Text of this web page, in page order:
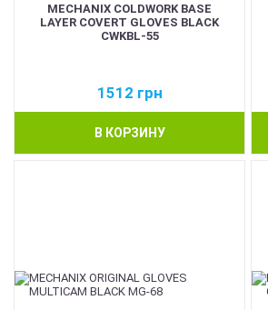
MECHANIX COLDWORK BASE
LAYER COVERT GLOVES BLACK
CWKBL-55
1512 грн
В КОРЗИНУ